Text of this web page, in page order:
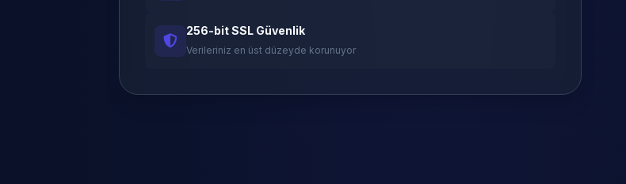
256-bit SSL Güvenlik
Verileriniz en üst düzeyde korunuyor